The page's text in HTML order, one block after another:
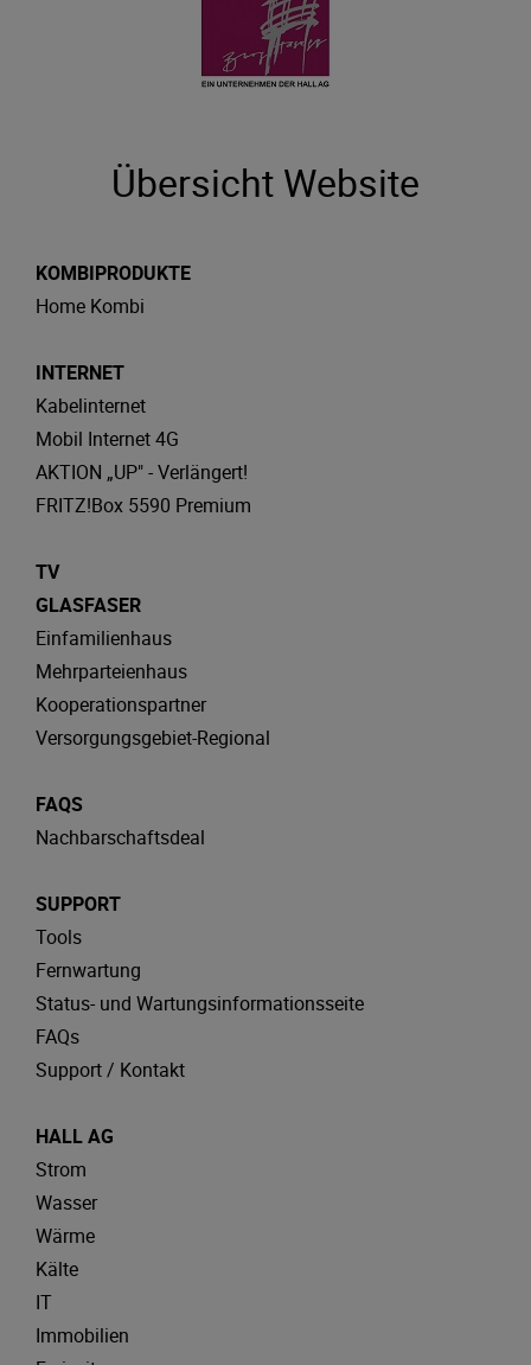
Übersicht Website
KOMBIPRODUKTE
Home Kombi
INTERNET
Kabelinternet
Mobil Internet 4G
AKTION „UP" - Verlängert!
FRITZ!Box 5590 Premium
TV
GLASFASER
Einfamilienhaus
Mehrparteienhaus
Kooperationspartner
Versorgungsgebiet-Regional
FAQS
Nachbarschaftsdeal
SUPPORT
Tools
Fernwartung
Status- und Wartungsinformationsseite
FAQs
Support / Kontakt
HALL AG
Strom
Wasser
Wärme
Kälte
IT
Immobilien